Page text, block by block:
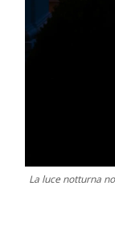
La luce notturna